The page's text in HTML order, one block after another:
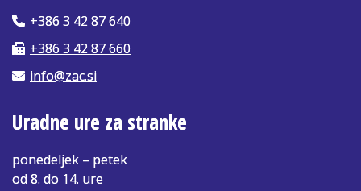
+386 3 42 87 640
+386 3 42 87 660
info@zac.si
Uradne ure za stranke
ponedeljek – petek
od 8. do 14. ure